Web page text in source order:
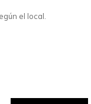
el local.